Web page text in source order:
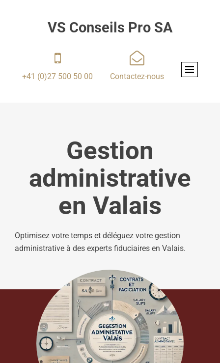
VS Conseils Pro SA

+41 (0)27 500 50 00

Contactez-nous
Gestion
administrative
en Valais
Optimisez votre temps et déléguez votre gestion
administrative à des experts fiduciaires en Valais.